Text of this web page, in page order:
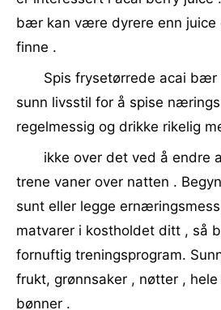
bær kan være dyrere enn juice
finne .
Spis frysetørrede acai bær
sunn livsstil for å spise
regelmessig og drikke rikelig
ikke over det ved å endre
trene vaner over natten .
sunt eller legge
matvarer i kostholdet ditt , så
fornuftig treningsprogram.
frukt, grønnsaker , nøtter ,
bønner .